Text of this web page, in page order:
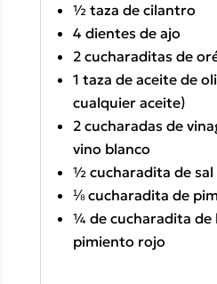
½ taza de cilantro
4 dientes de ajo
2 cucharaditas de
1 taza de aceite de
cualquier aceite)
2 cucharadas de
vino blanco
½ cucharadita de sal
⅛ cucharadita de
¼ de cucharadita de
pimiento rojo